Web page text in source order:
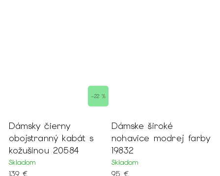
–22 %
Dámsky čierny
obojstranný kabát s
kožušinou 20584
Skladom
Dámske široké
nohavice modrej farby
19832
Skladom